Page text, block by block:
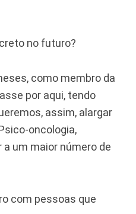
no futuro?
como membro da
por aqui, tendo
assim, alargar
oncologia,
um maior número de
com pessoas que